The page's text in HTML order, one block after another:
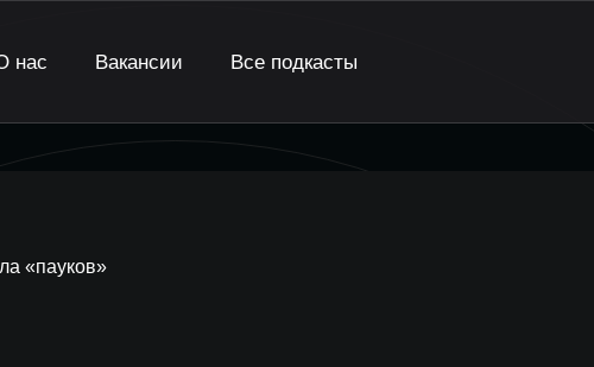
нас Вакансии Все подкасты
«пауков»